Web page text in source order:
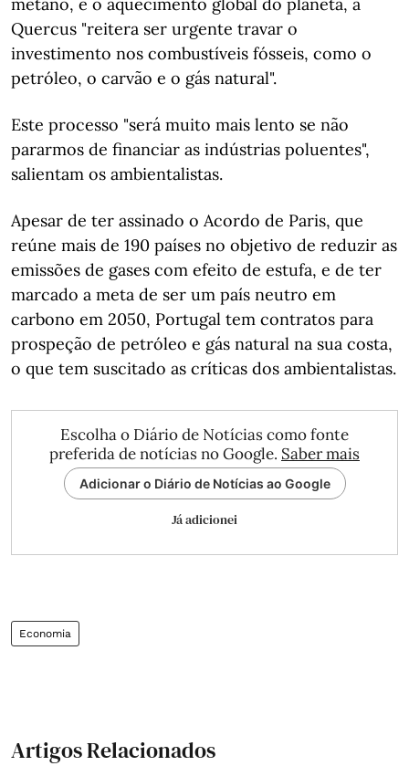
Quercus "reitera ser urgente travar o
investimento nos combustíveis fósseis, como o
petróleo, o carvão e o gás natural".
Este processo "será muito mais lento se não
pararmos de financiar as indústrias poluentes",
salientam os ambientalistas.
Apesar de ter assinado o Acordo de Paris, que
reúne mais de 190 países no objetivo de reduzir as
emissões de gases com efeito de estufa, e de ter
marcado a meta de ser um país neutro em
carbono em 2050, Portugal tem contratos para
prospeção de petróleo e gás natural na sua costa,
o que tem suscitado as críticas dos ambientalistas.
Escolha o Diário de Notícias como fonte
preferida de notícias no Google. Saber mais
Adicionar o Diário de Notícias ao Google
Já adicionei
Economia
Artigos Relacionados